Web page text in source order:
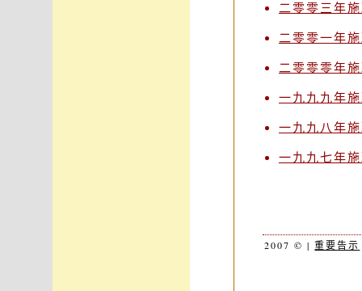
二零零三年
二零零一年
二零零零年
一九九九年
一九九八年
一九九七年
2007 © |重要告示